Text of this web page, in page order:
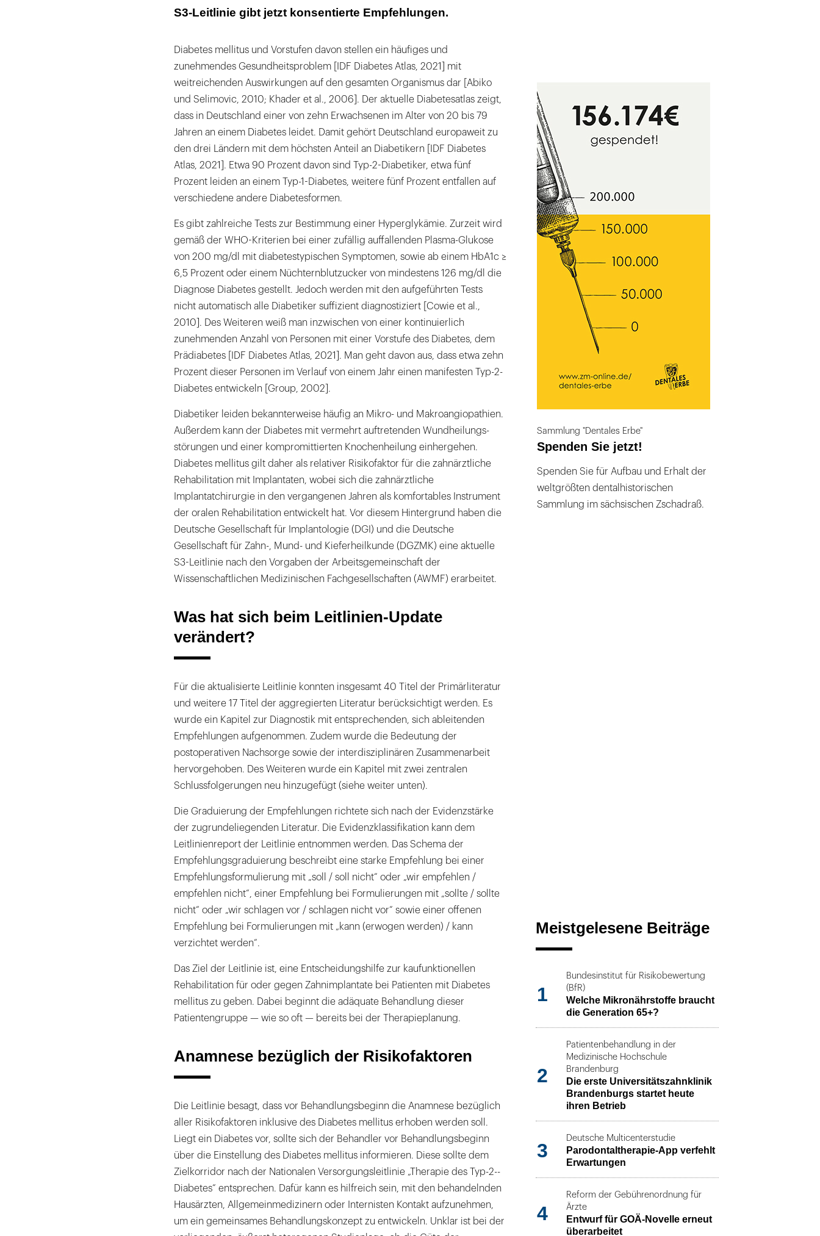
Fazit
S3-Leitlinie gibt jetzt konsentierte Empfehlungen.
Diabetes mellitus und Vorstufen davon stellen ein häufiges und
zunehmendes Gesundheitsproblem [IDF Diabetes Atlas, 2021] mit
weitreichenden Auswirkungen auf den gesamten Organismus dar [Abiko
und Selimovic, 2010; Khader et al., 2006]. Der aktuelle Diabetesatlas zeigt,
dass in Deutschland einer von zehn Erwachsenen im Alter von 20 bis 79
Jahren an einem Diabetes leidet. Damit gehört Deutschland europaweit zu
den drei Ländern mit dem höchsten Anteil an Diabetikern [IDF Diabetes
Atlas, 2021]. Etwa 90 Prozent davon sind Typ-2-­Diabetiker, etwa fünf
Prozent leiden an einem Typ-1-Diabetes, weitere fünf Prozent entfallen auf
verschiedene andere Diabetesformen.
Es gibt zahlreiche Tests zur Bestimmung einer Hyperglykämie. Zurzeit wird
gemäß der WHO-Kriterien bei einer zufällig auffallenden Plasma-Glukose
von 200 mg/dl mit diabetestypischen Symptomen, sowie ab einem HbA1c ≥
6,5 Prozent oder einem Nüchternblutzucker von mindestens 126 mg/dl die
Diagnose Diabetes gestellt. Jedoch werden mit den aufgeführten Tests
nicht automatisch alle Diabetiker suffizient diagnostiziert [Cowie et al.,
2010]. Des Weiteren weiß man inzwischen von einer kontinuierlich
zunehmenden Anzahl von Personen mit einer Vor­stufe des Diabetes, dem
Prädiabetes [IDF Diabetes Atlas, 2021]. Man geht davon aus, dass etwa zehn
Prozent dieser Personen im Verlauf von einem Jahr einen manifesten Typ-2-
Diabetes entwickeln [Group, 2002].
Diabetiker leiden bekannterweise häufig an Mikro- und Makroangiopathien.
Außerdem kann der Diabetes mit vermehrt auftretenden Wundheilungs­
störungen und einer kompromittierten Knochenheilung einhergehen.
Diabetes mellitus gilt daher als relativer Risikofaktor für die zahnärztliche
Rehabilitation mit Implantaten, wobei sich die zahnärztliche
Implantatchirurgie in den vergangenen Jahren als komfortables Instrument
der oralen Rehabilitation entwickelt hat. Vor diesem Hintergrund haben die
Deutsche Gesellschaft für Implantologie (DGI) und die Deutsche
Gesellschaft für Zahn-, Mund- und Kieferheilkunde (DGZMK) eine aktuelle
S3-Leitlinie nach den Vorgaben der Arbeitsgemeinschaft der
Wissenschaftlichen Medizinischen Fachgesellschaften (AWMF) erarbeitet.
Was hat sich beim Leitlinien-­Update
verändert?
Für die aktualisierte Leitlinie konnten insgesamt 40 Titel der Primärliteratur
und weitere 17 Titel der aggregierten Literatur berücksichtigt werden. Es
wurde ein Kapitel zur Diagnostik mit entsprechenden, sich ableitenden
Empfehlungen aufgenommen. Zudem wurde die Bedeutung der
postoperativen Nachsorge sowie der interdiszi­plinären Zusammenarbeit
hervorgehoben. Des Weiteren wurde ein Kapitel mit zwei zentralen
Schlussfolgerungen neu hinzugefügt (siehe weiter unten).
Die Graduierung der Empfehlungen richtete sich nach der Evidenzstärke
der zugrundeliegenden Literatur. Die Evidenzklassifikation kann dem
Leitlinienreport der Leitlinie entnommen werden. Das Schema der
Empfehlungsgraduierung beschreibt eine starke Empfehlung bei einer
Empfehlungsformulierung mit „soll / soll nicht“ oder „wir empfehlen /
empfehlen nicht“, einer Empfehlung bei Formulierungen mit „sollte / sollte
nicht“ oder „wir schlagen vor / schlagen nicht vor“ sowie einer offenen
Empfehlung bei Formulierungen mit „kann (erwogen werden) / kann
verzichtet werden“.
Das Ziel der Leitlinie ist, eine Ent­scheidungshilfe zur kaufunktionellen
Rehabilitation für oder gegen Zahnimplantate bei Patienten mit Diabetes
mellitus zu geben. Dabei beginnt die adäquate Behandlung dieser
Patientengruppe — wie so oft — bereits bei der Therapieplanung.
Anamnese bezüglich der Risikofaktoren
Die Leitlinie besagt, dass vor Behandlungsbeginn die Anamnese bezüglich
aller Risikofaktoren inklusive des Dia­betes mellitus erhoben werden soll.
Liegt ein Diabetes vor, sollte sich der Behandler vor Behandlungsbeginn
über die Einstellung des Diabetes mellitus informieren. Diese sollte dem
Zielkorridor nach der Nationalen Versorgungsleitlinie „Therapie des Typ-2-­
Diabetes“ entsprechen. Dafür kann es hilfreich sein, mit den behandelnden
Hausärzten, Allgemeinmedizinern oder Internisten Kontakt aufzunehmen,
um ein gemeinsames Behandlungskonzept zu entwickeln. Unklar ist bei der
Sammlung "Dentales Erbe"
Spenden Sie jetzt!
Spenden Sie für Aufbau und Erhalt der
weltgrößten dentalhistorischen
Sammlung im sächsischen Zschadraß.
Meistgelesene Beiträge
1
Bundesinstitut für Risikobewertung
(BfR)
Welche Mikronährstoffe braucht
die Generation 65+?
2
Patientenbehandlung in der
Medizinische Hochschule
Brandenburg
Die erste Universitätszahnklinik
Brandenburgs startet heute
ihren Betrieb
3
Deutsche Multicenterstudie
Parodontaltherapie-App verfehlt
Erwartungen
4
Reform der Gebührenordnung für
Ärzte
Entwurf für GOÄ-Novelle erneut
überarbeitet